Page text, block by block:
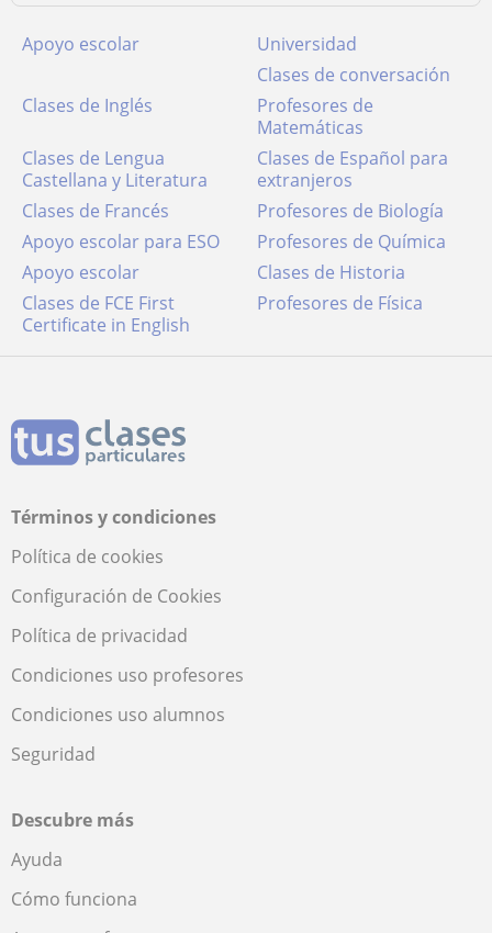
Apoyo escolar
Universidad
Clases de conversación
Clases de Inglés
Profesores de
Matemáticas
Clases de Lengua
Castellana y Literatura
Clases de Español para
extranjeros
Clases de Francés
Profesores de Biología
Apoyo escolar para ESO
Profesores de Química
Apoyo escolar
Clases de Historia
Clases de FCE First
Certificate in English
Profesores de Física
Términos y condiciones
Política de cookies
Configuración de Cookies
Política de privacidad
Condiciones uso profesores
Condiciones uso alumnos
Seguridad
Descubre más
Ayuda
Cómo funciona